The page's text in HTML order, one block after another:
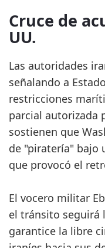
Cruce de
UU.
Las autoridades
señalando a
restricciones
parcial autorizada
sostienen que
de "piratería" bajo
que provocó el
El vocero militar
el tránsito seguirá
garantice la libre